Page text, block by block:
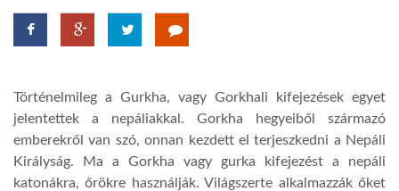
GLOBOBOOK
Történelmileg a Gurkha, vagy Gorkhali kifejezések egyet
jelentettek a nepáliakkal. Gorkha hegyeiből származó
emberekről van szó, onnan kezdett el terjeszkedni a Nepáli
Királyság. Ma a Gorkha vagy gurka kifejezést a nepáli
katonákra, őrökre használják. Világszerte alkalmazzák őket